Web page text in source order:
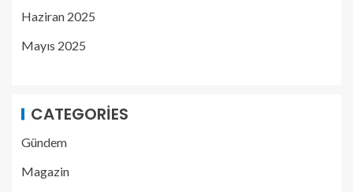
Haziran 2025
Mayıs 2025
CATEGORIES
Gündem
Magazin